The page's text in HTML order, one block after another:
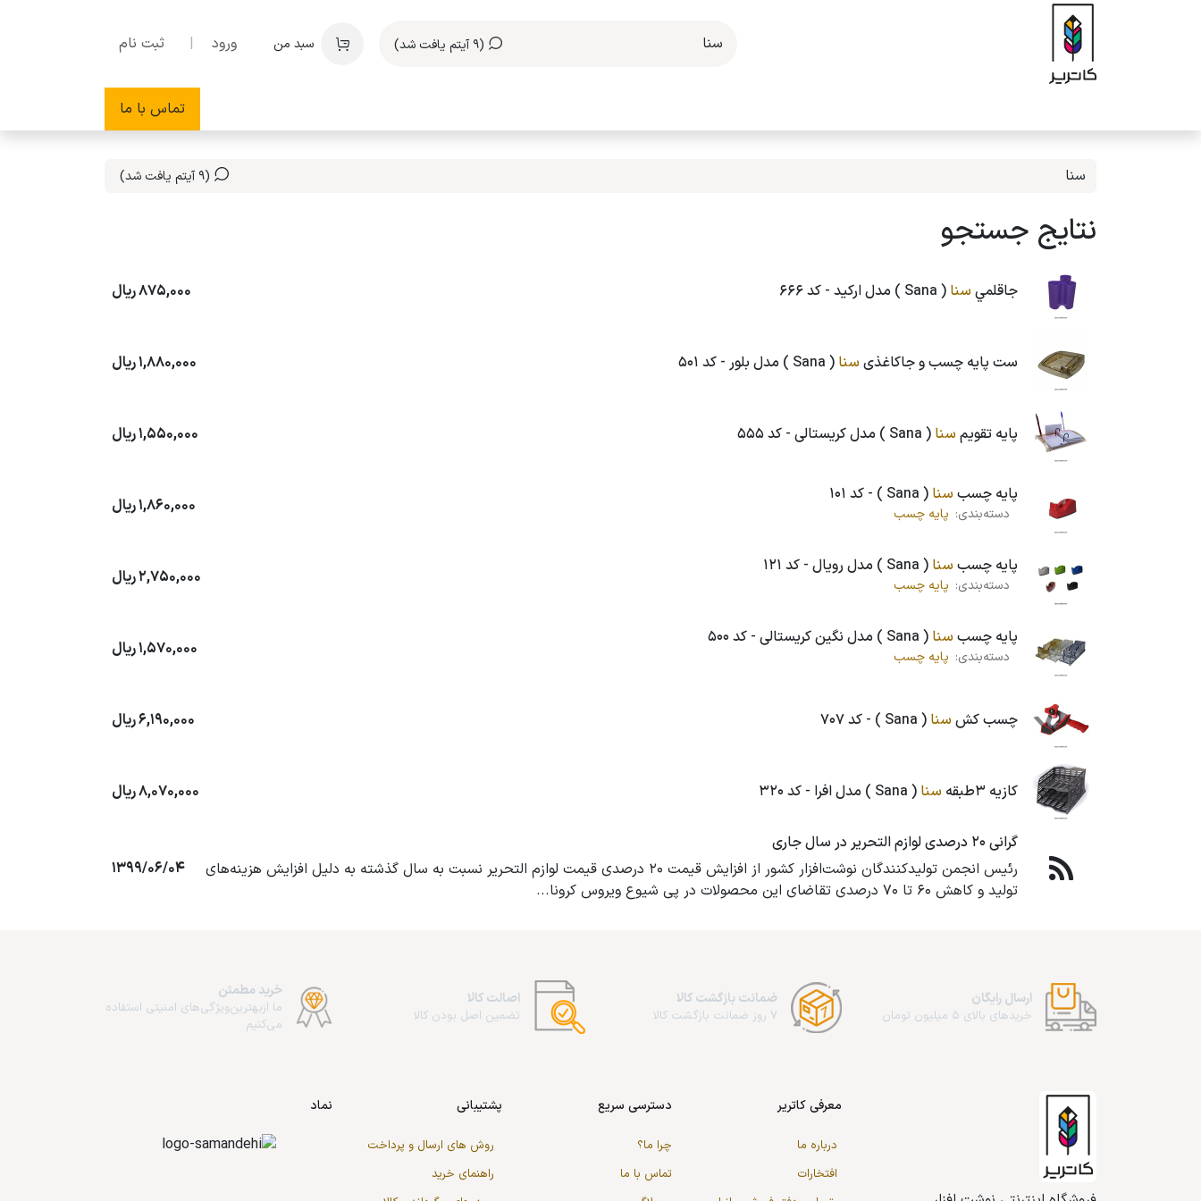
صرف نظر و مشاهده محتوا
(9 آیتم یافت شد) سبد من ورود | ثبت نام
تماس با ما
(9 آیتم یافت شد)
نتایج جستجو
جاقلمي سنا ( Sana ) مدل ارکید - کد 666 875,000ریال
ست پایه چسب و جاکاغذی سنا ( Sana ) مدل بلور - کد 501 1,880,000ریال
پایه تقویم سنا ( Sana ) مدل کریستالی - کد 555 1,550,000ریال
پایه چسب سنا ( Sana ) - کد 101
دسته‌بندی: پایه چسب 1,860,000ریال
پایه چسب سنا ( Sana ) مدل رویال - کد 121
دسته‌بندی: پایه چسب 2,750,000ریال
پایه چسب سنا ( Sana ) مدل نگین کریستالی - کد 500
دسته‌بندی: پایه چسب 1,570,000ریال
چسب کش سنا ( Sana ) - کد 707 6,190,000ریال
کازیه 3طبقه سنا ( Sana ) مدل افرا - کد 320 8,070,000ریال
گرانی ۲۰ درصدی لوازم التحریر در سال جاری
رئیس انجمن تولیدکنندگان نوشت‌افزار کشور از افزایش قیمت ۲۰ درصدی قیمت لوازم التحریر نسبت به سال گذشته به دلیل افزایش هزینه‌های
تولید و کاهش ۶۰ تا ۷۰ درصدی تقاضای این محصولات در پی شیوع ویروس کرونا...
1399/06/04
ارسال رایگان
خریدهای بالای 5 میلیون تومان
ضمانت بازگشت کالا
7 روز ضمانت بازگشت کالا
اصالت کالا
تضمین اصل بودن کالا
خرید مطمئن
ما از‌بهترین‌ویژگی‌های امنیتی استفاده
می‌کنیم
معرفی کاتریر
درباره ما
افتخارات
دسترسی سریع
چرا ما؟
تماس با ما
پشتیبانی
روش های ارسال و پرداخت
راهنمای خرید
نماد